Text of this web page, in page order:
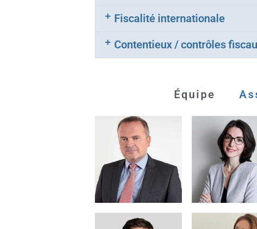
Fiscalité internationale
Contentieux / contrôles
Équipe